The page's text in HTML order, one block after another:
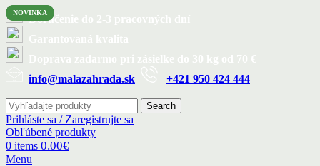
Doručenie do 2-3 pracovných dní
info@malazahrada.sk
+421 950 424 444
Search
Prihláste sa / Zaregistrujte sa
Obľúbené produkty
0 items 0.00€
Menu
NOVINKA
NOVINKA